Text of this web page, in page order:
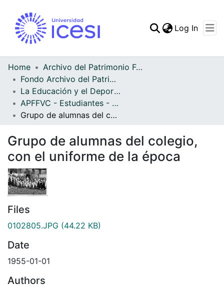
Log In
Home
Archivo del Patrimonio Fotográfico y Fílmico del Valle del Cauca
Fondo Archivo del Patrimonio Fotográfico y Fílmico del Valle del Cauca
La Educación y el Deporte
APFFVC - Estudiantes - Patrimonial
Grupo de alumnas del colegio, con el uniforme de la época
Grupo de alumnas del colegio,
con el uniforme de la época
Files
0102805.JPG (44.22 KB)
Date
1955-01-01
Authors